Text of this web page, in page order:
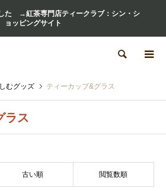
た →紅茶専門店ティークラブ：シン・シ
ョッピングサイト
検索
むグッズ ティーカップ&グラス
ラス
古い順 閲覧数順